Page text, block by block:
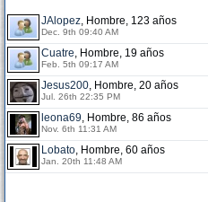
JAlopez, Hombre, 123 años
Dec. 9th 09:40 AM
Cuatre, Hombre, 19 años
Feb. 5th 09:17 AM
Jesus200, Hombre, 20 años
Jul. 26th 22:35 PM
leona69, Hombre, 86 años
Nov. 6th 11:31 AM
Lobato, Hombre, 60 años
Jan. 20th 11:48 AM